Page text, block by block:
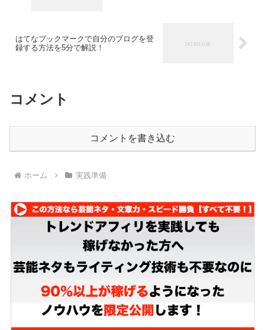
はてなブックマークで自分のブログを登
録する方法を5分で解説！
コメント
コメントを書き込む
ホーム 実践準備